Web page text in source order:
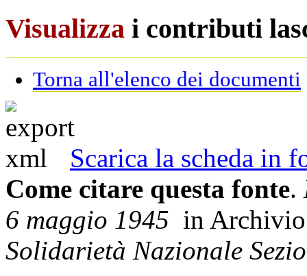
Visualizza i contributi
Torna all'elenco dei documenti
Scarica la scheda in
Come citare questa fonte.
6 maggio 1945 in
Solidarietà Nazionale